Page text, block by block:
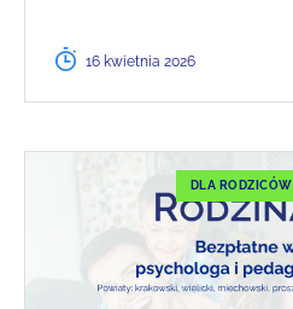
16 kwietnia 2026
DLA RODZICÓW